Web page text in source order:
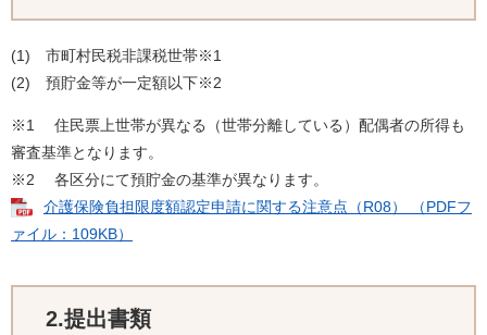
(1) 市町村民税非課税世帯※1
(2) 預貯金等が一定額以下※2
※1 住民票上世帯が異なる（世帯分離している）配偶者の所得も
審査基準となります。
※2 各区分にて預貯金の基準が異なります。
介護保険負担限度額認定申請に関する注意点（R08） （PDFフ
ァイル：109KB）
2.提出書類